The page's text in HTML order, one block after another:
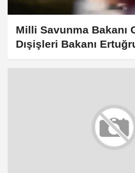
Milli Savunma Bakanı
Dışişleri Bakanı
görüştü